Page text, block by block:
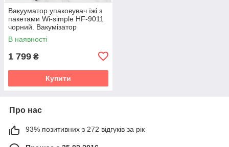
Вакууматор упаковувач їжі з
пакетами Wi-simple HF-9011
чорний. Вакумізатор
пакувальник для дому
В наявності
1 799 ₴
Купити
Про нас
93% позитивних з 272 відгуків за рік